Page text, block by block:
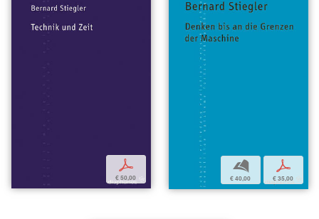
p
€ 50,00
b
€ 40,00
p
€ 35,00